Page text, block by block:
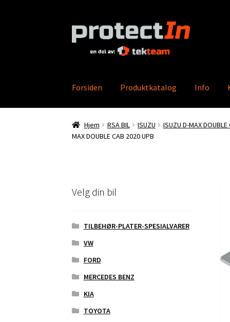
Hopp
til
navigasjon
Hopp
til
innhold
Forsiden Produktkatalog Info
Hjem Min konto BestillingKontakt oss
Hjem RSA BIL ISUZU
ISUZU D-MAX DOUBLE
MAX DOUBLE CAB 2020 UPB
Velg din bil
TILBEHØR-PLATER-SPESIALVARER
VW
FORD
MERCEDES BENZ
KIA
TOYOTA